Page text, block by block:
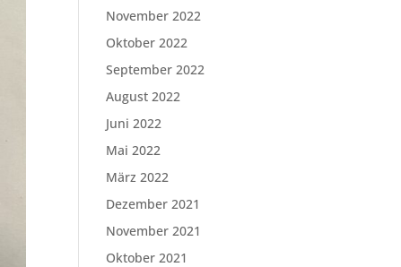
November 2022
Oktober 2022
September 2022
August 2022
Juni 2022
Mai 2022
März 2022
Dezember 2021
November 2021
Oktober 2021